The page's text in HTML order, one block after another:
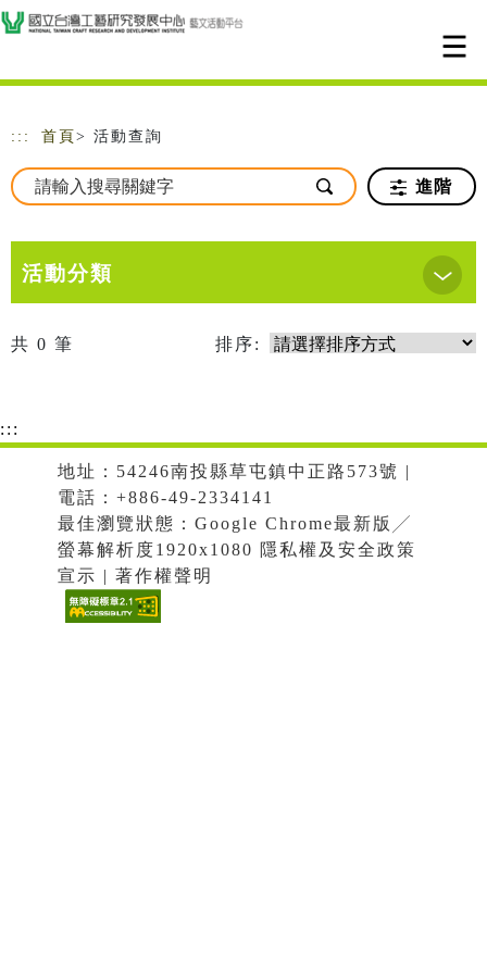
跳到主要內容
網站導覽
::: 首頁 > 活動查詢
進階
活動分類
共 0 筆 排序:
:::
地址：54246南投縣草屯鎮中正路573號 |
電話：+886-49-2334141
最佳瀏覽狀態：Google Chrome最新版╱
螢幕解析度1920x1080 隱私權及安全政策
宣示 | 著作權聲明